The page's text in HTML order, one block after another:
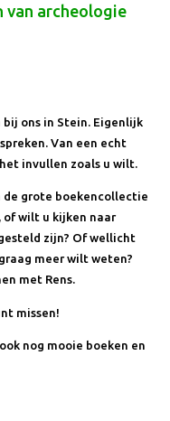
van archeologie
ons in Stein. Eigenlijk
Van een echt
invullen zoals u wilt.
de grote boekencollectie
of wilt u kijken naar
zijn? Of wellicht
meer wilt weten?
met Rens.
missen!
nog mooie boeken en